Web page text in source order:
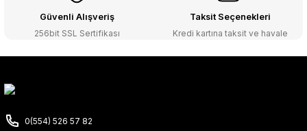
Güvenli Alışveriş
256bit SSL Sertifikası
Taksit Seçenekleri
Kredi kartına taksit ve havale
0(554) 526 57 82